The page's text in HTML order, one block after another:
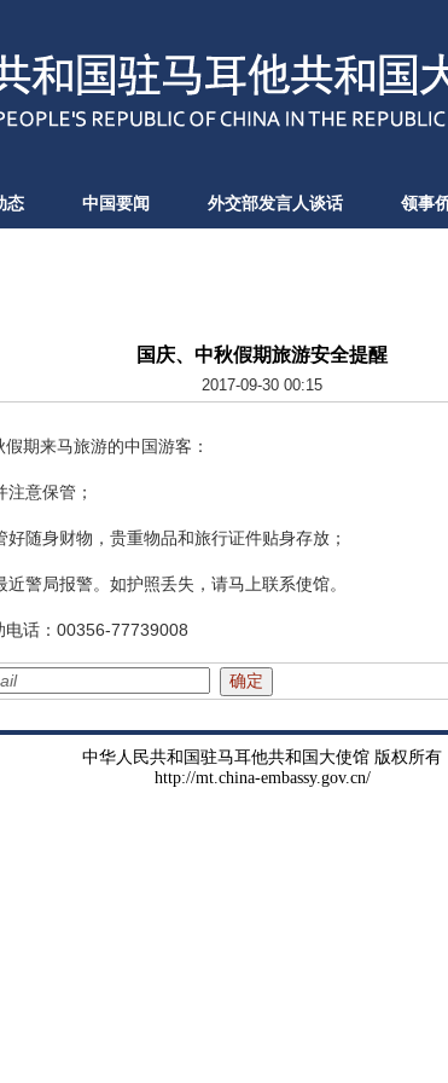
态 中国要闻 外交部发言人谈话 领事
国庆、中秋假期旅游安全提醒
2017-09-30 00:15
期来马旅游的中国游客：
意保管；
身财物，贵重物品和旅行证件贴身存放；
局报警。如护照丢失，请马上联系使馆。
话：00356-77739008
中华人民共和国驻马耳他共和国大使馆 版权所有
http://mt.china-embassy.gov.cn/